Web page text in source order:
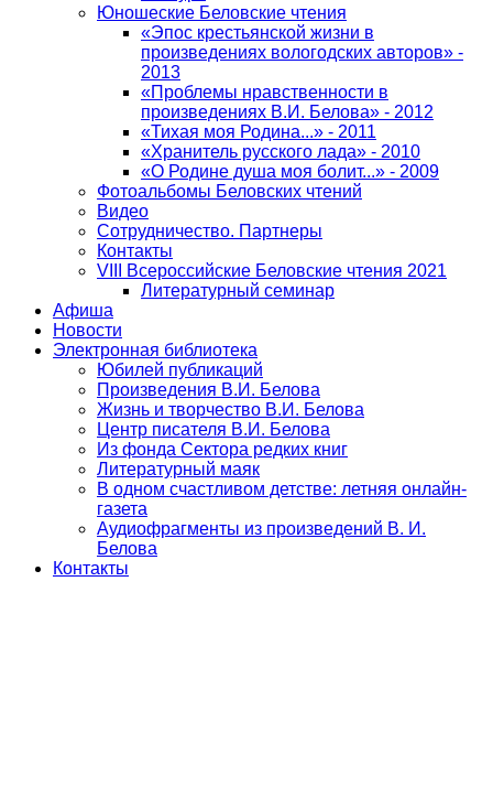
Юношеские Беловские чтения
«Эпос крестьянской жизни в
произведениях вологодских авторов» -
2013
«Проблемы нравственности в
произведениях В.И. Белова» - 2012
«Тихая моя Родина...» - 2011
«Хранитель русского лада» - 2010
«О Родине душа моя болит...» - 2009
Фотоальбомы Беловских чтений
Видео
Сотрудничество. Партнеры
Контакты
VIII Всероссийские Беловские чтения 2021
Литературный семинар
Афиша
Новости
Электронная библиотека
Юбилей публикаций
Произведения В.И. Белова
Жизнь и творчество В.И. Белова
Центр писателя В.И. Белова
Из фонда Сектора редких книг
Литературный маяк
В одном счастливом детстве: летняя онлайн-
газета
Аудиофрагменты из произведений В. И.
Белова
Контакты